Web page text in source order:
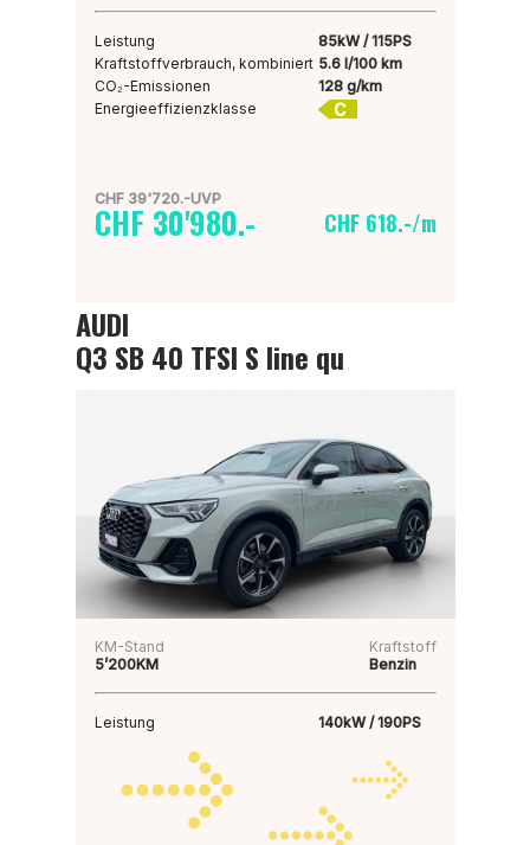
Leistung
85kW / 115PS
Kraftstoffverbrauch, kombiniert 5.6 l/100 km
CO₂-Emissionen
128 g/km
Energieeffizienzklasse
C
CHF 39'720.-UVP
CHF 30'980.- CHF 618.-/m
AUDI
Q3 SB 40 TFSI S line qu
KM-Stand
5’200KM
Kraftstoff
Benzin
Leistung 140kW / 190PS